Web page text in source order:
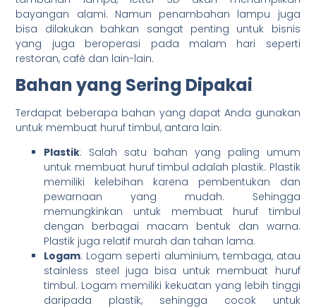
bayangan alami. Namun penambahan lampu juga
bisa dilakukan bahkan sangat penting untuk bisnis
yang juga beroperasi pada malam hari seperti
restoran, café dan lain-lain.
Bahan yang Sering Dipakai
Terdapat beberapa bahan yang dapat Anda gunakan
untuk membuat huruf timbul, antara lain:
Plastik: Salah satu bahan yang paling umum
untuk membuat huruf timbul adalah plastik. Plastik
memiliki kelebihan karena pembentukan dan
pewarnaan yang mudah. Sehingga
memungkinkan untuk membuat huruf timbul
dengan berbagai macam bentuk dan warna.
Plastik juga relatif murah dan tahan lama.
Logam: Logam seperti aluminium, tembaga, atau
stainless steel juga bisa untuk membuat huruf
timbul. Logam memiliki kekuatan yang lebih tinggi
daripada plastik, sehingga cocok untuk